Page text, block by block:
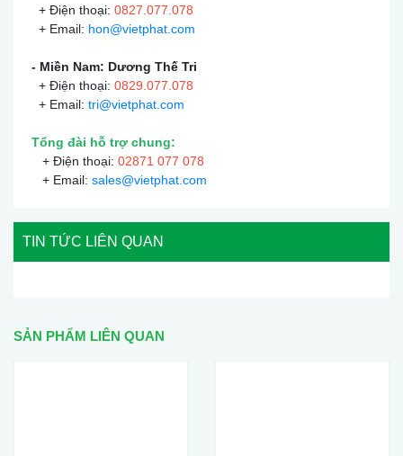
+ Điện thoại: 0827.077.078
+ Email: hon@vietphat.com
- Miền Nam: Dương Thế Tri
+ Điện thoại: 0829.077.078
+ Email: tri@vietphat.com
Tổng đài hỗ trợ chung:
+ Điện thoại: 02871 077 078
+ Email: sales@vietphat.com
TIN TỨC LIÊN QUAN
SẢN PHẨM LIÊN QUAN